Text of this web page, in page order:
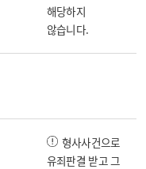
해당하지
않습니다.
형사사건으로
유죄판결 받고 그